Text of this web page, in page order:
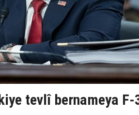
tevlî bernameya F-